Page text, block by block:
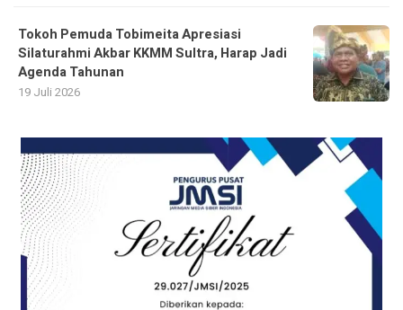
Tokoh Pemuda Tobimeita Apresiasi
Silaturahmi Akbar KKMM Sultra, Harap Jadi
Agenda Tahunan
19 Juli 2026